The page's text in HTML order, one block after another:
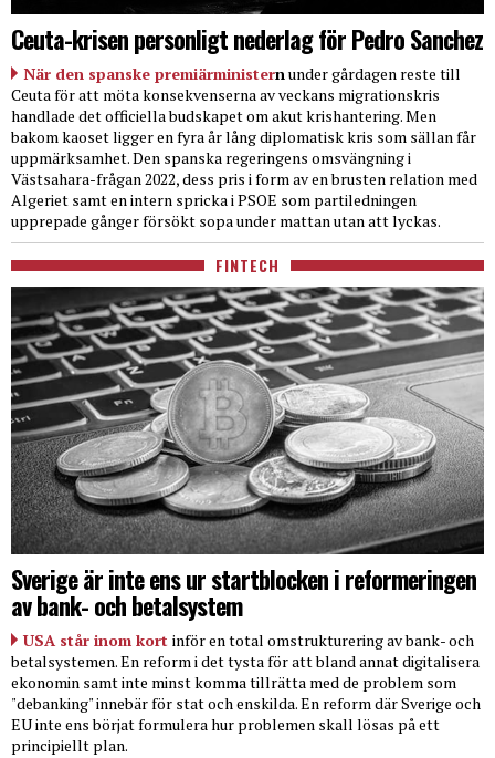
Ceuta-krisen personligt nederlag för Pedro Sanchez
När den spanske premiärministernunder gårdagen reste till
Ceuta för att möta konsekvenserna av veckans migrationskris
handlade det officiella budskapet om akut krishantering. Men
bakom kaoset ligger en fyra år lång diplomatisk kris som sällan får
uppmärksamhet. Den spanska regeringens omsvängning i
Västsahara-frågan 2022, dess pris i form av en brusten relation med
Algeriet samt en intern spricka i PSOE som partiledningen
upprepade gånger försökt sopa under mattan utan att lyckas.
FINTECH
Sverige är inte ens ur startblocken i reformeringen
av bank- och betalsystem
USA står inom kort inför en total omstrukturering av bank- och
betalsystemen. En reform i det tysta för att bland annat digitalisera
ekonomin samt inte minst komma tillrätta med de problem som
"debanking" innebär för stat och enskilda. En reform där Sverige och
EU inte ens börjat formulera hur problemen skall lösas på ett
principiellt plan.